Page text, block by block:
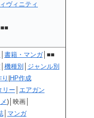
ヴィニティ
書籍・マンガ│■■
│ 機種別
ジャンル別
HP作成
リー
エアガン
)│映画│
│ マンガ